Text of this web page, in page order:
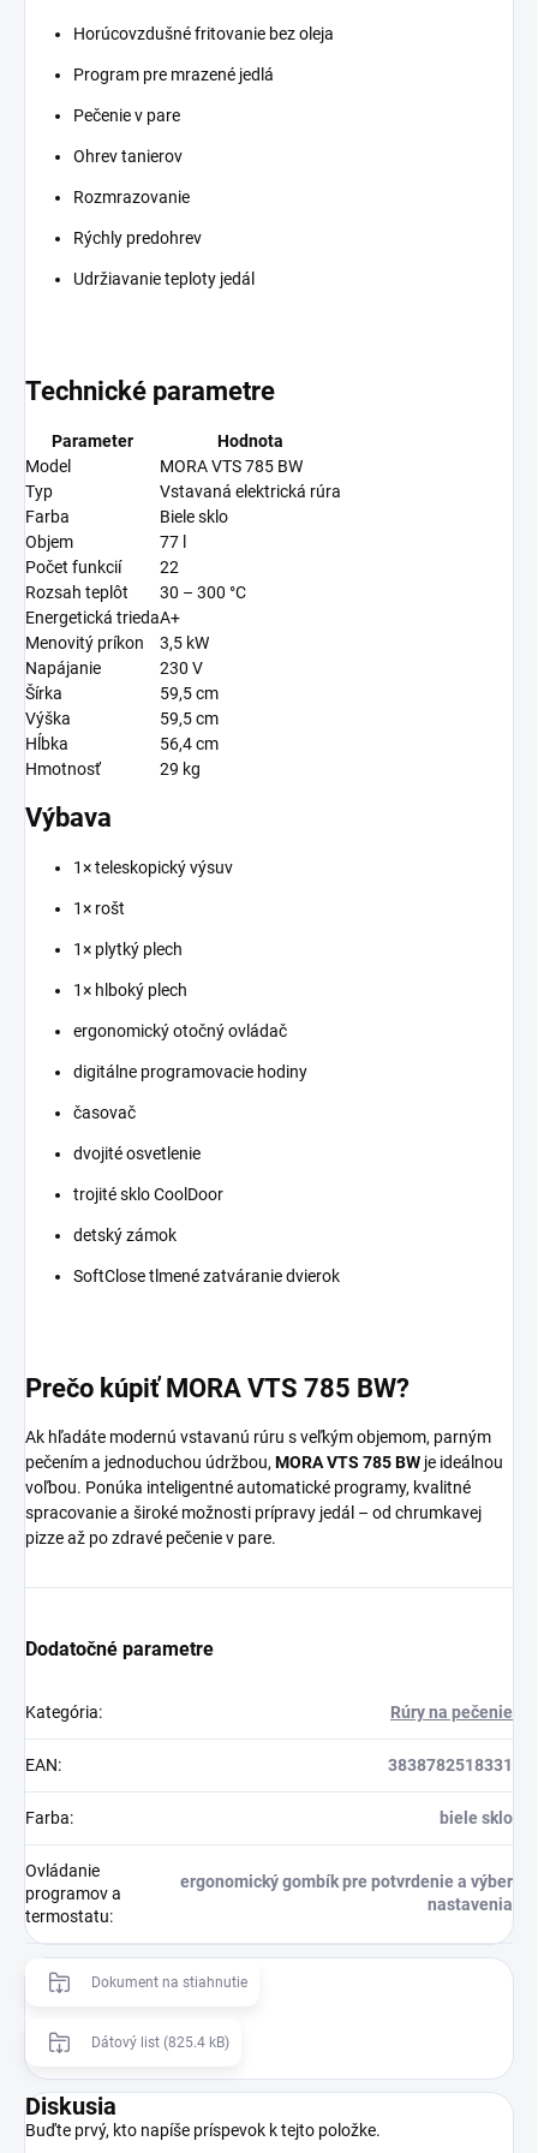
Horúcovzdušné fritovanie bez oleja
Program pre mrazené jedlá
Pečenie v pare
Ohrev tanierov
Rozmrazovanie
Rýchly predohrev
Udržiavanie teploty jedál
Technické parametre
Parameter
Hodnota
Model
MORA VTS 785 BW
Typ
Vstavaná elektrická rúra
Farba
Biele sklo
Objem
77 l
Počet funkcií
22
Rozsah teplôt
30 – 300 °C
Energetická triedaA+
Menovitý príkon
3,5 kW
Napájanie
230 V
Šírka
59,5 cm
Výška
59,5 cm
Hĺbka
56,4 cm
Hmotnosť
29 kg
Výbava
1× teleskopický výsuv
1× rošt
1× plytký plech
1× hlboký plech
ergonomický otočný ovládač
digitálne programovacie hodiny
časovač
dvojité osvetlenie
trojité sklo CoolDoor
detský zámok
SoftClose tlmené zatváranie dvierok
Prečo kúpiť MORA VTS 785 BW?
Ak hľadáte modernú vstavanú rúru s veľkým objemom, parným
pečením a jednoduchou údržbou, MORA VTS 785 BW je ideálnou
voľbou. Ponúka inteligentné automatické programy, kvalitné
spracovanie a široké možnosti prípravy jedál – od chrumkavej
pizze až po zdravé pečenie v pare.
Dodatočné parametre
Kategória: Rúry na pečenie
EAN: 3838782518331
Farba: biele sklo
Ovládanie
programov a
termostatu:
ergonomický gombík pre potvrdenie a výber
nastavenia
Dokument na stiahnutie
Dátový list (825.4 kB)
Diskusia
Buďte prvý, kto napíše príspevok k tejto položke.